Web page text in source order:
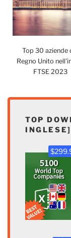
Top 30 aziende
Regno Unito
FTSE 2023
TOP
INGLESE]